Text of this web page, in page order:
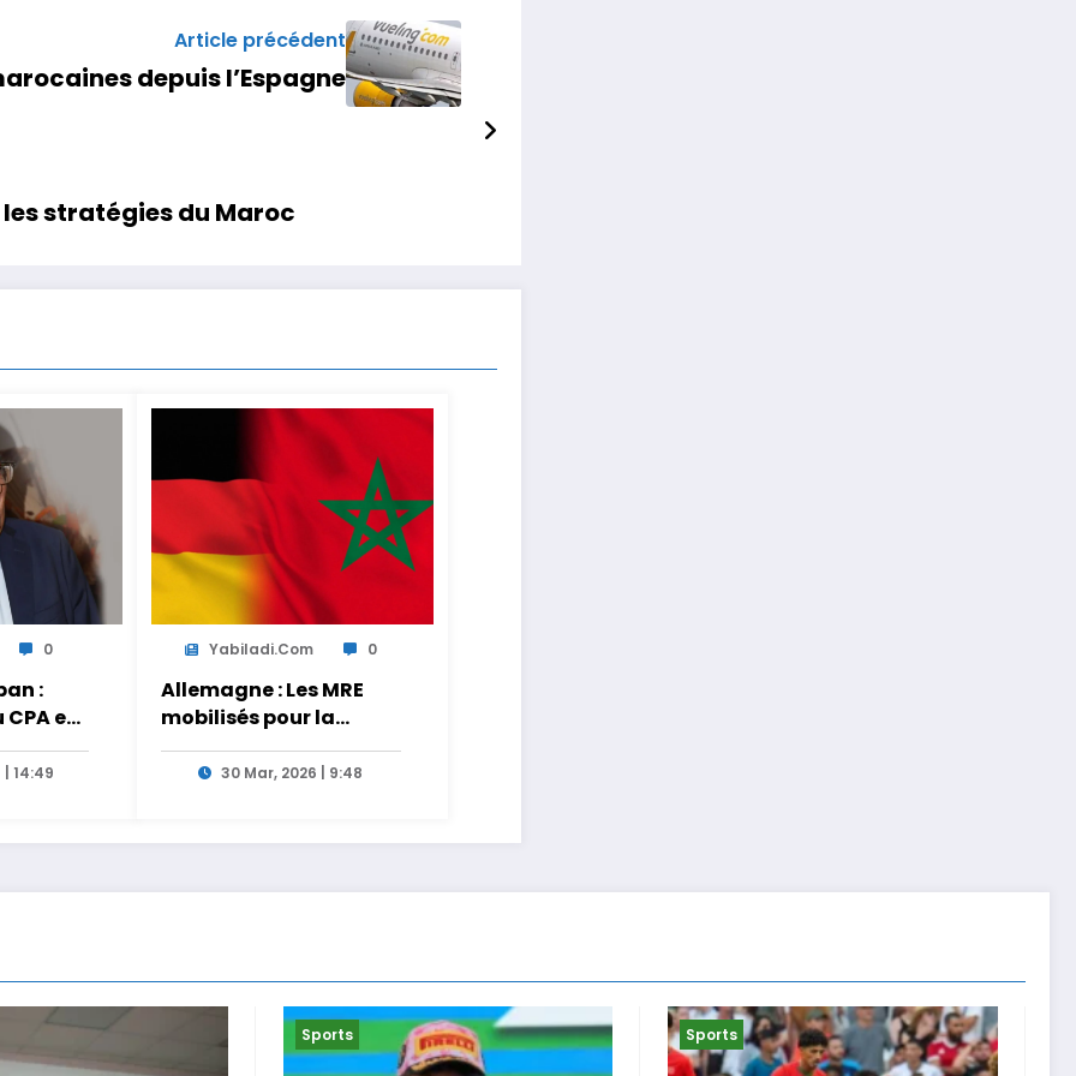
Article précédent
depuis l’Espagne
les stratégies du Maroc
0
:
est
| 14:49
Yabiladi.com 0
Allemagne : Les MRE
mobilisés pour la
transmission des liens
entre générations
30 Mar, 2026 | 9:48
Sports Sports